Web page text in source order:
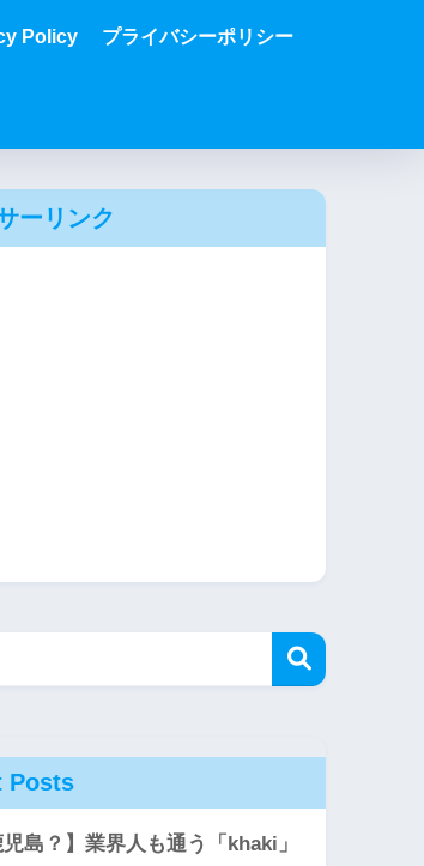
Policy プライバシーポリシー
ーリンク
Posts
児島？】業界人も通う「khaki」